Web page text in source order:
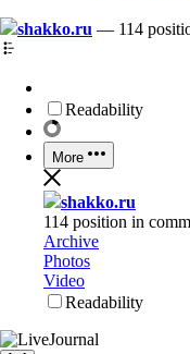
shakko.ru — 114
Readability
More
shakko.ru
114 position in
Archive
Photos
Video
Readability